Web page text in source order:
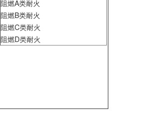
阻燃A类耐火
阻燃B类耐火
阻燃C类耐火
阻燃D类耐火